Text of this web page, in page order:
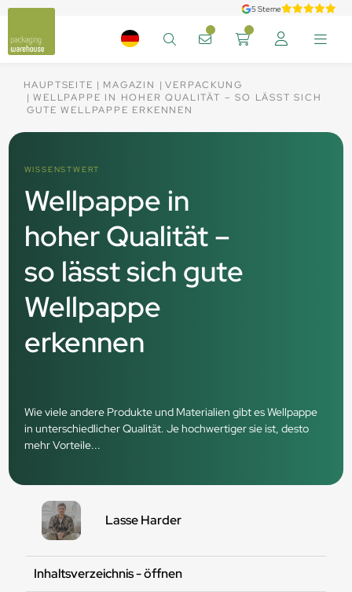
5 Sterne
HAUPTSEITE MAGAZIN
VERPACKUNG
WELLPAPPE IN HOHER QUALITÄT – SO LÄSST SICH
GUTE WELLPAPPE ERKENNEN
WISSENSTWERT
Wellpappe in
hoher Qualität –
so lässt sich gute
Wellpappe
erkennen
Wie viele andere Produkte und Materialien gibt es Wellpappe
in unterschiedlicher Qualität. Je hochwertiger sie ist, desto
mehr Vorteile...
Inhaltsverzeichnis - öffnen
Lasse Harder